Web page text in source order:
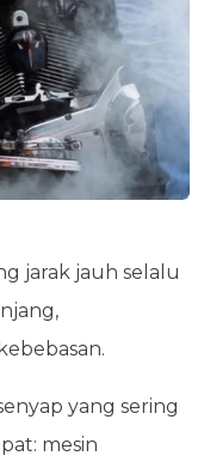
jarak jauh selalu
yang sering
mesin